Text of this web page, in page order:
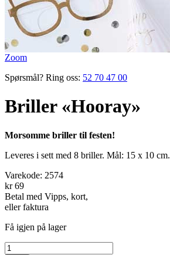
Zoom
Spørsmål? Ring oss: 52 70 47 00
Briller «Hooray»
Morsomme briller til festen!
Leveres i sett med 8 briller. Mål: 15 x 10 cm.
Varekode: 2574
kr 69
Betal med Vipps, kort,
eller faktura
Få igjen på lager